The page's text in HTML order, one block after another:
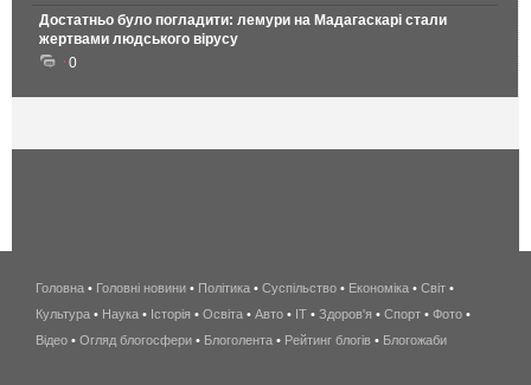
Достатньо було погладити: лемури на Мадагаскарі стали
жертвами людського вірусу
0
беспроводной
интернет
киев
Головна • Головні новини • Політика • Суспільство • Економіка • Світ •
Культура • Наука • Історія • Освіта • Авто • IT • Здоров'я • Спорт • Фото •
Відео • Огляд блогосфери • Блоголента • Рейтинг блогів • Блогожаби